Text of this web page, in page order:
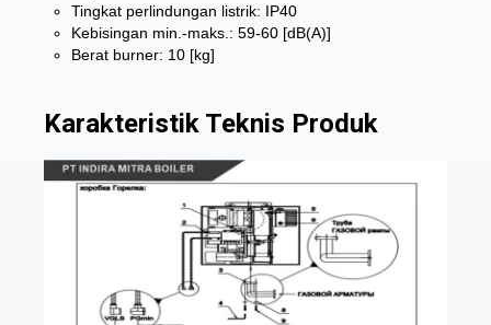
Tingkat perlindungan listrik: IP40
Kebisingan min.-maks.: 59-60 [dB(A)]
Berat burner: 10 [kg]
Karakteristik Teknis Produk